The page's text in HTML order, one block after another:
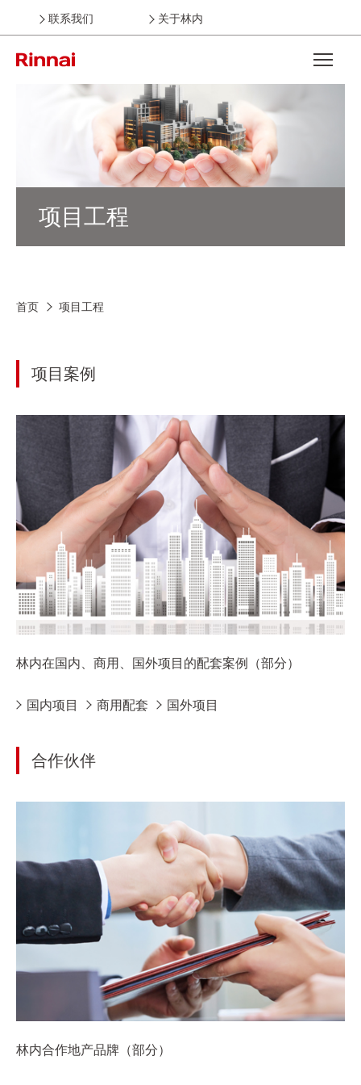
联系我们 关于林内
Open the
项目工程
首页 项目工程
项目案例
林内在国内、商用、国外项目的配套案例（部分）
国内项目 商用配套 国外项目
合作伙伴
林内合作地产品牌（部分）